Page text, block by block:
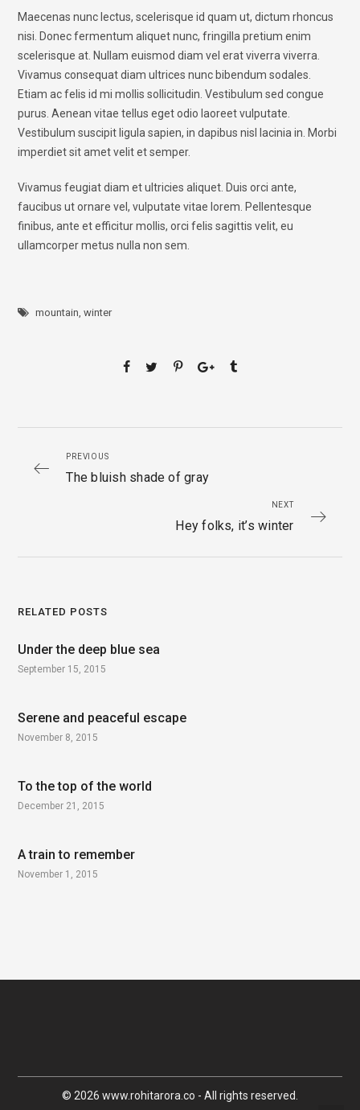
Maecenas nunc lectus, scelerisque id quam ut, dictum rhoncus
nisi. Donec fermentum aliquet nunc, fringilla pretium enim
scelerisque at. Nullam euismod diam vel erat viverra viverra.
Vivamus consequat diam ultrices nunc bibendum sodales.
Etiam ac felis id mi mollis sollicitudin. Vestibulum sed congue
purus. Aenean vitae tellus eget odio laoreet vulputate.
Vestibulum suscipit ligula sapien, in dapibus nisl lacinia in. Morbi
imperdiet sit amet velit et semper.
Vivamus feugiat diam et ultricies aliquet. Duis orci ante,
faucibus ut ornare vel, vulputate vitae lorem. Pellentesque
finibus, ante et efficitur mollis, orci felis sagittis velit, eu
ullamcorper metus nulla non sem.
mountain,winter
PREVIOUS
The bluish shade of gray
NEXT
Hey folks, it’s winter
RELATED POSTS
Under the deep blue sea
September 15, 2015
Serene and peaceful escape
November 8, 2015
To the top of the world
December 21, 2015
A train to remember
November 1, 2015
© 2026 www.rohitarora.co - All rights reserved.